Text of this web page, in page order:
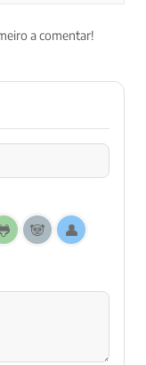
a comentar!
🐼
👤